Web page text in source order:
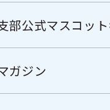
部公式マスコッ
ガジン